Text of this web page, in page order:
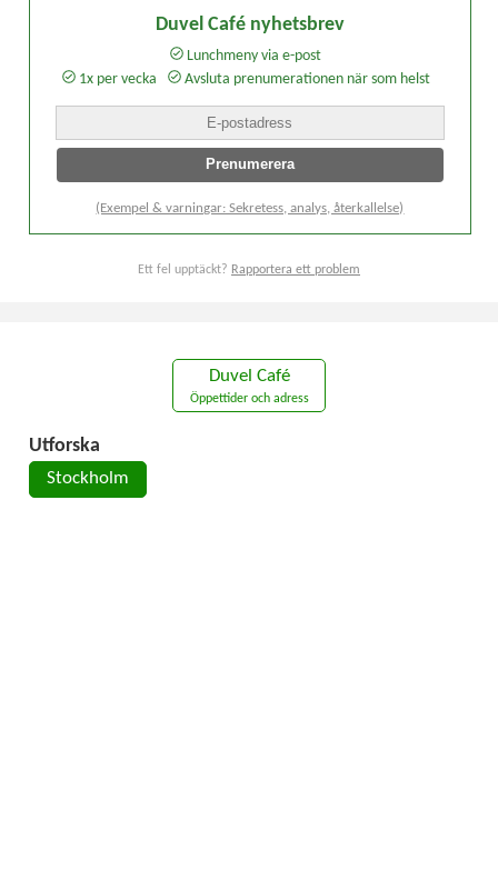
Duvel Café nyhetsbrev
Lunchmeny via e-post
1x per vecka
Avsluta prenumerationen när som helst
(Exempel & varningar: Sekretess, analys, återkallelse)
Ett fel upptäckt? Rapportera ett problem
Duvel Café
Öppettider och adress
Utforska
Stockholm